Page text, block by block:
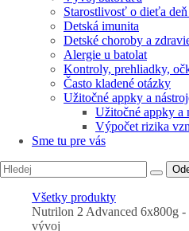
Starostlivosť o dieťa
Detská imunita
Detské choroby a
Alergie u batolat
Kontroly, prehliadky,
Často kladené otázky
Užitočné appky a
Užitočné appky a
Výpočet rizika
Sme tu pre vás
Všetky produkty
Nutrilon 2 Advanced 6x800g
vývoj